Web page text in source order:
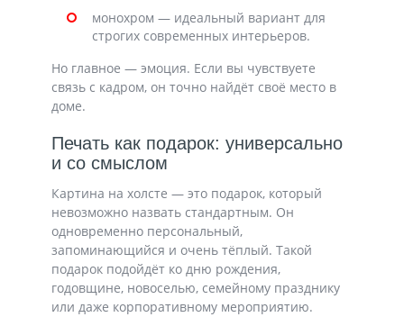
монохром — идеальный вариант для
строгих современных интерьеров.
Но главное — эмоция. Если вы чувствуете
связь с кадром, он точно найдёт своё место в
доме.
Печать как подарок: универсально
и со смыслом
Картина на холсте — это подарок, который
невозможно назвать стандартным. Он
одновременно персональный,
запоминающийся и очень тёплый. Такой
подарок подойдёт ко дню рождения,
годовщине, новоселью, семейному празднику
или даже корпоративному мероприятию.